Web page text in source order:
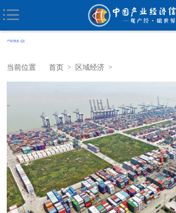
当前位置 首页 > 区域经济 >